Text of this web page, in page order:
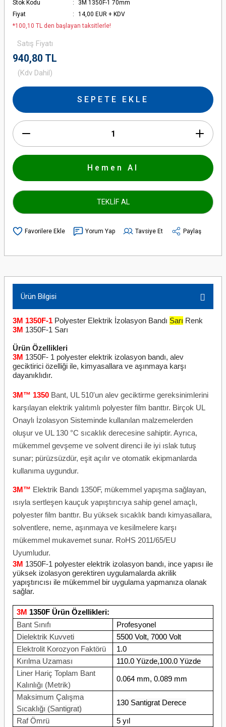
Stok Kodu
3M 1350F-1 70mm
Fiyat
14,00 EUR + KDV
*100,10 TL den başlayan taksitlerle!
Satış Fiyatı
940,80 TL
(Kdv Dahil)
SEPETE EKLE
Hemen Al
TEKLİF AL
Yorum Yap Tavsiye Et Paylaş
Ürün Bilgisi
3M 1350F-1 Polyester Elektrik İzolasyon Bandı Sarı Renk
3M 1350F-1 Sarı
Ürün Özellikleri
3M 1350F- 1 polyester elektrik izolasyon bandı, alev
geciktirici özelliği ile, kimyasallara ve aşınmaya karşı
dayanıklıdır.
3M™ 1350 Bant, UL 510'un alev geciktirme gereksinimlerini
karşılayan elektrik yalıtımlı polyester film banttır. Birçok UL
Onaylı İzolasyon Sisteminde kullanılan malzemelerden
oluşur ve UL 130 °C sıcaklık derecesine sahiptir. Ayrıca,
mükemmel gevşeme ve solvent direnci ile iyi ıslak tutuş
sunar; pürüzsüzdür, eşit açılır ve otomatik ekipmanlarda
kullanıma uygundur.
3M™ Elektrik Bandı 1350F, mükemmel yapışma sağlayan,
ısıyla sertleşen kauçuk yapıştırıcıya sahip genel amaçlı,
polyester film banttır. Bu yüksek sıcaklık bandı kimyasallara,
solventlere, neme, aşınmaya ve kesilmelere karşı
mükemmel mukavemet sunar. RoHS 2011/65/EU
Uyumludur.
3M 1350F-1 polyester elektrik izolasyon bandı, ince yapısı ile
yüksek izolasyon gerektiren uygulamalarda akrilik
yapıştırıcısı ile mükemmel bir uygulama yapmanıza olanak
sağlar.
3M 1350F Ürün Özellikleri:
Bant Sınıfı
Profesyonel
Dielektrik Kuvveti
5500 Volt, 7000 Volt
Elektrolit Korozyon Faktörü
1.0
Kırılma Uzaması
110.0 Yüzde,100.0 Yüzde
Liner Hariç Toplam Bant
Kalınlığı (Metrik)
0.064 mm, 0.089 mm
Maksimum Çalışma
Sıcaklığı (Santigrat)
130 Santigrat Derece
Raf Ömrü
5 yıl